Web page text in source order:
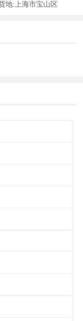
地:上海市宝山区